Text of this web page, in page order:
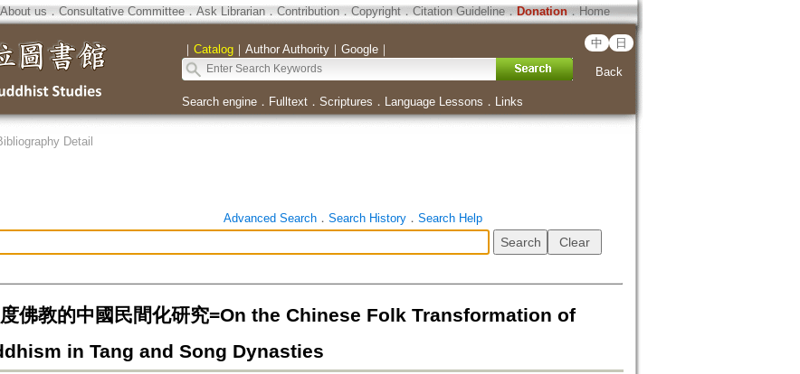
About us ． Consultative Committee． Ask Librarian． Contribution．Copyright．Citation Guideline． Donation．Home
｜ Catalog｜ Author Authority｜ Google｜ 中 日
Back
Search engine． Fulltext． Scriptures ． Language Lessons ． Links
Detail
Advanced Search． Search History． Search Help
佛教的中國民間化研究=On the Chinese Folk Transformation of
in Tang and Song Dynasties